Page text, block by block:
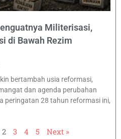
Militerisasi,
di Bawah Rezim
bertambah usia reformasi,
dan agenda perubahan
peringatan 28 tahun reformasi ini,
2 3 4 5 Next »